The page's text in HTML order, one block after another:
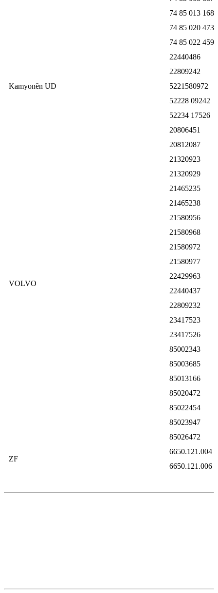
74 85 013 168
74 85 020 473
74 85 022 459
Kamyonên UD
22440486
22809242
5221580972
52228 09242
52234 17526
VOLVO
20806451
20812087
21320923
21320929
21465235
21465238
21580956
21580968
21580972
21580977
22429963
22440437
22809232
23417523
23417526
85002343
85003685
85013166
85020472
85022454
85023947
85026472
ZF
6650.121.004
6650.121.006